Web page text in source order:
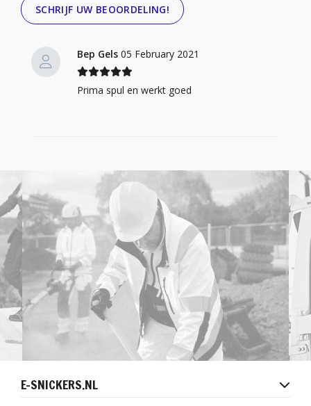
SCHRIJF UW BEOORDELING!
Bep Gels 05 February 2021
Prima spul en werkt goed
E-SNICKERS.NL